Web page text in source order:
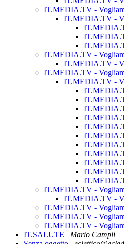
IT.MEDIA.TV -
IT.MEDIA.TV -
IT.MEDIA.TV -
IT.MEDIA.TV -
IT.MEDIA.TV -
IT.MEDIA.TV -
IT.MEDIA.TV -
IT.MEDIA.TV -
IT.MEDIA.TV -
IT.MEDIA.TV -
IT.MEDIA.TV -
IT.SALUTE
Mario Campli